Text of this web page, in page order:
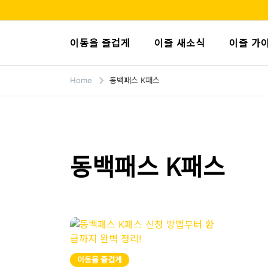
to
이즐 블로그
모두가 누리는 이동의 즐거움, 캐시비가 이즐로
이동을 즐겁게
이즐 새소식 이즐 가
Home 동백패스 K패스
동백패스 K패스
이동을 즐겁게